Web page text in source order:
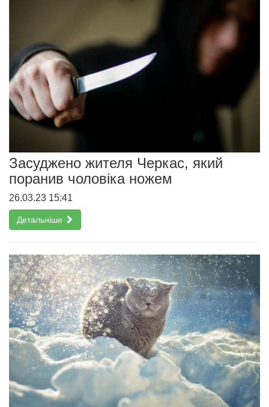
Засуджено жителя Черкас, який
поранив чоловіка ножем
26.03.23 15:41
Детальніше